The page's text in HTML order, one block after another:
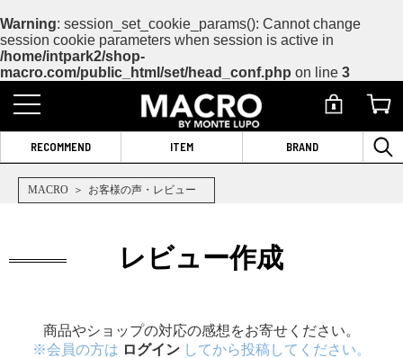
Warning: session_set_cookie_params(): Cannot change
session cookie parameters when session is active in
/home/intpark2/shop-
macro.com/public_html/set/head_conf.php on line 3
RECOMMEND ITEM BRAND
MACRO お客様の声・レビュー
レビュー作成
商品やショップの対応の感想をお寄せください。
※会員の方は ログインしてから投稿してください。